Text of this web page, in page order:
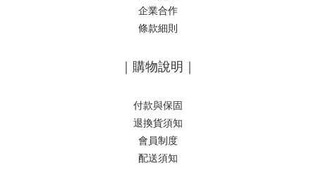
企業合作
條款細則
｜購物說明｜
付款與保固
退換貨須知
會員制度
配送須知